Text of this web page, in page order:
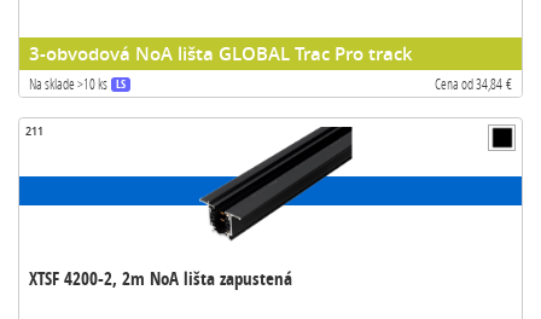
3-obvodová NoA lišta GLOBAL Trac Pro track
Na sklade >10 ks LS Cena od 34,84 €
211
XTSF 4200-2, 2m NoA lišta zapustená